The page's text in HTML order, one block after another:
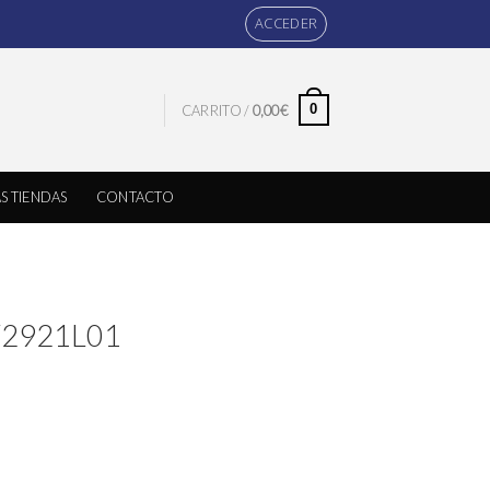
ACCEDER
CARRITO /0,00€ 0
TIENDAS CONTACTO